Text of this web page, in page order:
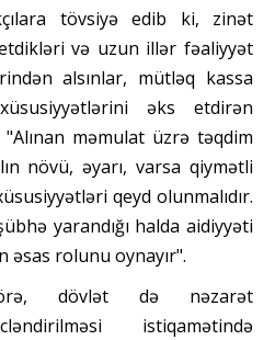
tövsiyə edib ki, zinət
etdikləri və uzun illər fəaliyyət
alsınlar, mütləq kassa
əks etdirən
məmulat üzrə təqdim
növü, əyarı, varsa qiymətli
qeyd olunmalıdır.
yarandığı halda aidiyyəti
əsas rolunu oynayır".
dövlət də nəzarət
istiqamətində